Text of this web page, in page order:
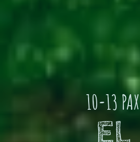
10-13 PAX